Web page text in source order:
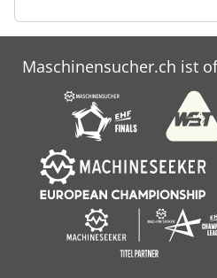
Maschinensucher.ch ist